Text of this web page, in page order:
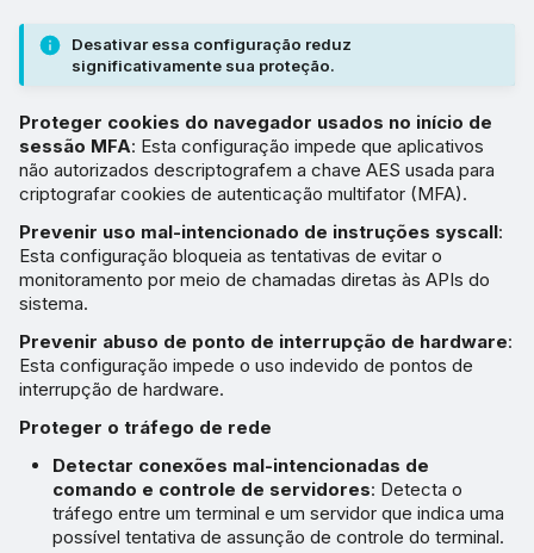
Desativar essa configuração reduz
significativamente sua proteção.
Proteger cookies do navegador usados no início de
sessão MFA: Esta configuração impede que aplicativos
não autorizados descriptografem a chave AES usada para
criptografar cookies de autenticação multifator (MFA).
Prevenir uso mal-intencionado de instruções syscall:
Esta configuração bloqueia as tentativas de evitar o
monitoramento por meio de chamadas diretas às APIs do
sistema.
Prevenir abuso de ponto de interrupção de hardware:
Esta configuração impede o uso indevido de pontos de
interrupção de hardware.
Proteger o tráfego de rede
Detectar conexões mal-intencionadas de
comando e controle de servidores: Detecta o
tráfego entre um terminal e um servidor que indica uma
possível tentativa de assunção de controle do terminal.